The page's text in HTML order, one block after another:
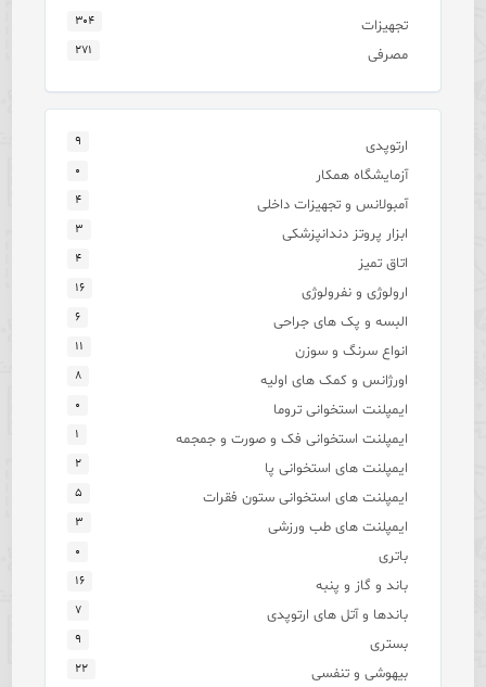
تجهیزات ۳۰۴
مصرفی ۲۷۱
ارتوپدی ۹
آزمایشگاه همکار ۰
آمبولانس و تجهیزات داخلی ۴
ابزار پروتز دندانپزشکی ۳
اتاق تمیز ۴
ارولوژی و نفرولوژی ۱۶
البسه و پک های جراحی ۶
انواع سرنگ و سوزن ۱۱
اورژانس و کمک های اولیه ۸
ایمپلنت استخوانی تروما ۰
ایمپلنت استخوانی فک و صورت و جمجمه ۱
ایمپلنت های استخوانی پا ۲
ایمپلنت های استخوانی ستون فقرات ۵
ایمپلنت های طب ورزشی ۳
باتری ۰
باند و گاز و پنبه ۱۶
باندها و آتل های ارتوپدی ۷
بستری ۹
بیهوشی و تنفسی ۲۲